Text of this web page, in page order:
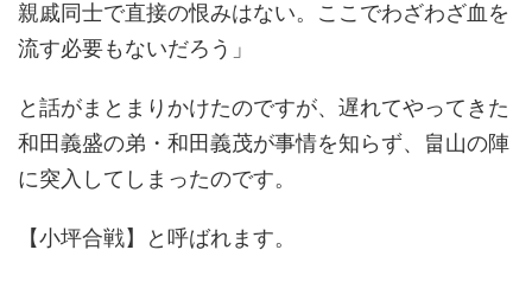
親戚同士で直接の恨みはない。ここでわざわざ血を
流す必要もないだろう」
と話がまとまりかけたのですが、遅れてやってきた
和田義盛の弟・和田義茂が事情を知らず、畠山の陣
に突入してしまったのです。
【小坪合戦】と呼ばれます。